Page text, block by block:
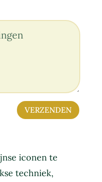
VERZENDEN
iconen te
techniek,